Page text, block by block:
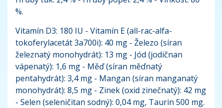
%.
Vitamín D3: 180 IU - Vitamín E (all-rac-alfa-
tokoferylacetát 3a700i): 40 mg - Železo (síran
železnatý monohydrát): 13 mg - Jód (jodičnan
vápenatý): 1,6 mg - Měď (síran měďnatý
pentahydrát): 3,4 mg - Mangan (síran manganatý
monohydrát): 8,5 mg - Zinek (oxid zinečnatý): 42 mg
- Selen (seleničitan sodný): 0,04 mg, Taurin 500 mg.